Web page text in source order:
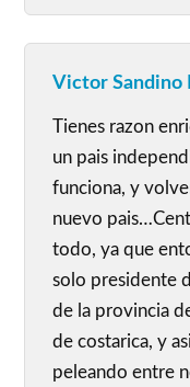
Victor Sandino
Tienes razon
un pais
funciona, y
nuevo
todo, ya que
solo presidente
de la provincia
de costarica, y
peleando entre